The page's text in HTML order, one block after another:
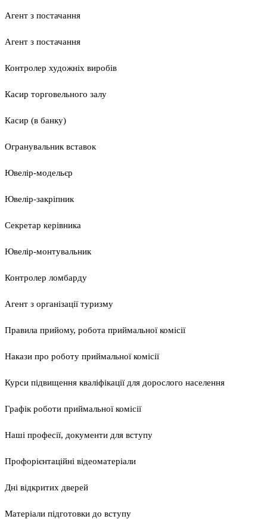
Агент з постачання
Агент з постачання
Контролер художніх виробів
Касир торговельного залу
Касир (в банку)
Огранувальник вставок
Ювелір-модельєр
Ювелір-закріпник
Секретар керівника
Ювелір-монтувальник
Контролер ломбарду
Агент з організації туризму
Правила прийому, робота приймальної комісії
Накази про роботу приймальної комісії
Курси підвищення кваліфікації для дорослого населення
Графік роботи приймальної комісії
Наші професії, документи для вступу
Профорієнтаційні відеоматеріали
Дні відкритих дверей
Матеріали підготовки до вступу